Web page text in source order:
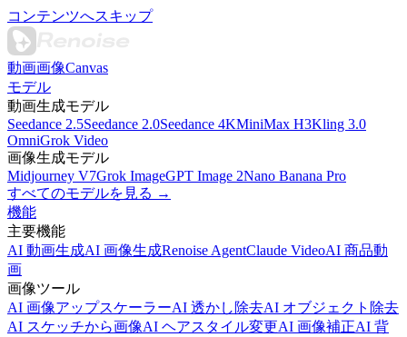
コンテンツへスキップ
動画画像Canvas
モデル
動画生成モデル
Seedance 2.5Seedance 2.0Seedance 4KMiniMax H3Kling 3.0
OmniGrok Video
画像生成モデル
Midjourney V7Grok ImageGPT Image 2Nano Banana Pro
すべてのモデルを見る →
機能
主要機能
AI 動画生成AI 画像生成Renoise AgentClaude VideoAI 商品動
画
画像ツール
AI 画像アップスケーラーAI 透かし除去AI オブジェクト除去
AI スケッチから画像AI ヘアスタイル変更AI 画像補正AI 背